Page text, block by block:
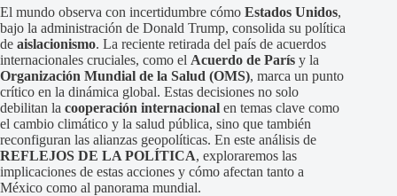
El mundo observa con incertidumbre cómo Estados Unidos,
bajo la administración de Donald Trump, consolida su política
de aislacionismo. La reciente retirada del país de acuerdos
internacionales cruciales, como el Acuerdo de París y la
Organización Mundial de la Salud (OMS), marca un punto
crítico en la dinámica global. Estas decisiones no solo
debilitan la cooperación internacional en temas clave como
el cambio climático y la salud pública, sino que también
reconfiguran las alianzas geopolíticas. En este análisis de
REFLEJOS DE LA POLÍTICA, exploraremos las
implicaciones de estas acciones y cómo afectan tanto a
México como al panorama mundial.